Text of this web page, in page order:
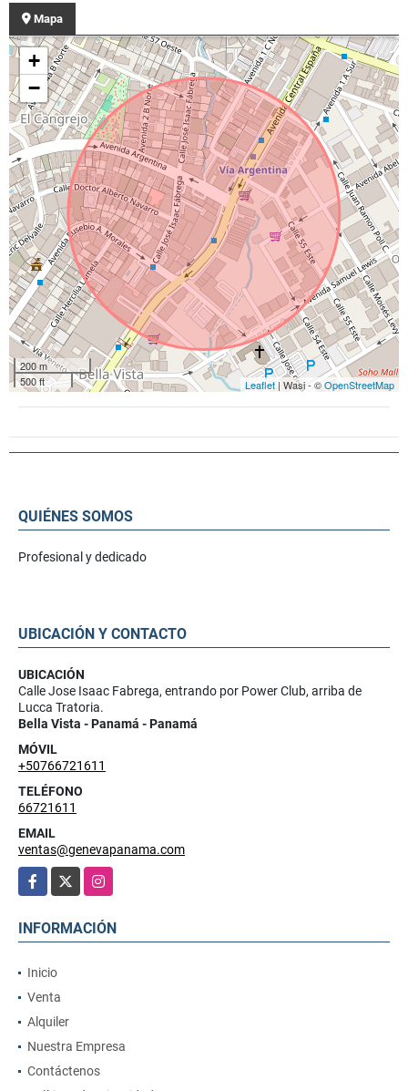
Mapa
+
−
200 m
500 ft
Leaflet| Wasi - ©OpenStreetMap
QUIÉNES SOMOS
Profesional y dedicado
UBICACIÓN Y CONTACTO
UBICACIÓN
Calle Jose Isaac Fabrega, entrando por Power Club, arriba de
Lucca Tratoria.
Bella Vista - Panamá - Panamá
MÓVIL
+50766721611
TELÉFONO
66721611
EMAIL
ventas@genevapanama.com
Facebook
Instagram
INFORMACIÓN
Inicio
Venta
Alquiler
Nuestra Empresa
Contáctenos